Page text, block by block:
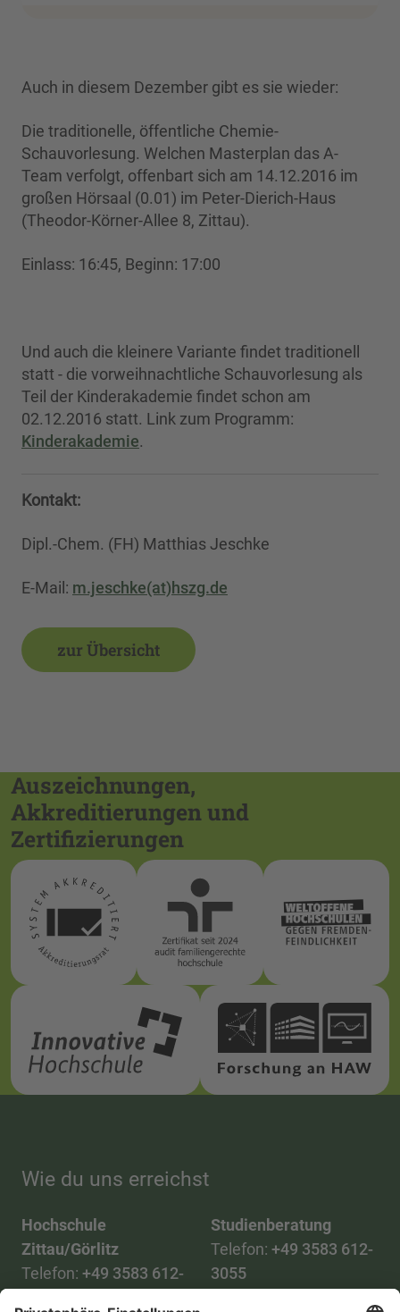
Auch in diesem Dezember gibt es sie wieder:
Die traditionelle, öffentliche Chemie-
Schauvorlesung. Welchen Masterplan das A-
Team verfolgt, offenbart sich am 14.12.2016 im
großen Hörsaal (0.01) im Peter-Dierich-Haus
(Theodor-Körner-Allee 8, Zittau).
Einlass: 16:45, Beginn: 17:00
Und auch die kleinere Variante findet traditionell
statt - die vorweihnachtliche Schauvorlesung als
Teil der Kinderakademie findet schon am
02.12.2016 statt. Link zum Programm:
Kinderakademie.
Kontakt:
Dipl.-Chem. (FH) Matthias Jeschke
E-Mail: m.jeschke(at)hszg.de
zur Übersicht
Auszeichnungen,
Akkreditierungen und
Zertifizierungen
Wie du uns erreichst
Hochschule
Zittau/Görlitz
Telefon: +49 3583 612-
Studienberatung
Telefon: +49 3583 612-
3055